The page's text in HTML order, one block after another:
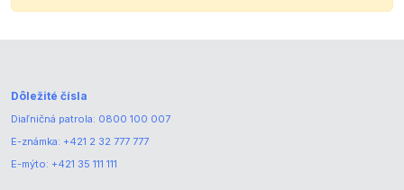
Dôležité čísla
Diaľničná patrola: 0800 100 007
E-známka: +421 2 32 777 777
E-mýto: +421 35 111 111